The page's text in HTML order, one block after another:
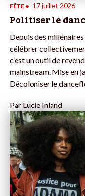
FÊTE • 17 juillet 2026
Politiser le
Depuis des
célébrer
c’est un outil de
mainstream. Mise en
Décoloniser le
Par Lucie Inland